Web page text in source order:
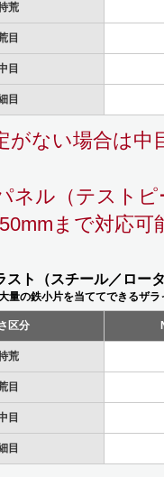
荒
目
目
目
がない場合は中
ネル（テストピ
まで対応可
スト（スチール／ロー
量の鉄小片を当ててできるザラ
区分
荒
目
目
目